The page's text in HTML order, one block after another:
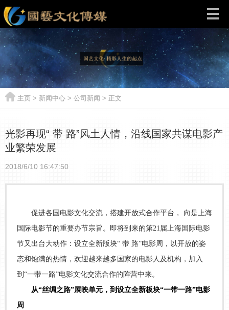
主页 > 新闻中心 > 公司新闻 > 正文
光影再现“ 带 路”风土人情，沿线国家共谋电影产
业繁荣发展
2018/6/10 16:47:50
促进各国电影文化交流，搭建开放式合作平台， 向是上海
国际电影节的重要办节宗旨。即将到来的第21届上海国际电影
节又出台大动作：设立全新版块“ 带 路”电影周，以开放的姿
态和饱满的热情，欢迎越来越多国家的电影人及机构，加入
到“一带一路”电影文化交流合作的阵营中来。
从“丝绸之路”展映单元，到设立全新板块“一带一路”电影
周